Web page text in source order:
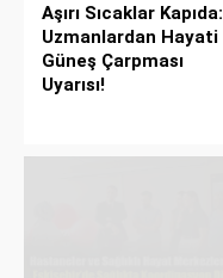
Aşırı Sıcaklar Kapıda:
Uzmanlardan Hayati
Güneş Çarpması
Uyarısı!